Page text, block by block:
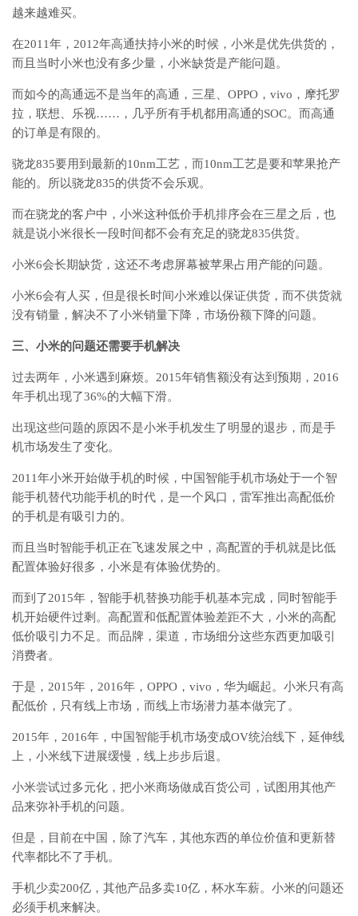
越来越难买。
在2011年，2012年高通扶持小米的时候，小米是优先供货的，
而且当时小米也没有多少量，小米缺货是产能问题。
而如今的高通远不是当年的高通，三星、OPPO，vivo，摩托罗
拉，联想、乐视……，几乎所有手机都用高通的SOC。而高通
的订单是有限的。
骁龙835要用到最新的10nm工艺，而10nm工艺是要和苹果抢产
能的。所以骁龙835的供货不会乐观。
而在骁龙的客户中，小米这种低价手机排序会在三星之后，也
就是说小米很长一段时间都不会有充足的骁龙835供货。
小米6会长期缺货，这还不考虑屏幕被苹果占用产能的问题。
小米6会有人买，但是很长时间小米难以保证供货，而不供货就
没有销量，解决不了小米销量下降，市场份额下降的问题。
三、小米的问题还需要手机解决
过去两年，小米遇到麻烦。2015年销售额没有达到预期，2016
年手机出现了36%的大幅下滑。
出现这些问题的原因不是小米手机发生了明显的退步，而是手
机市场发生了变化。
2011年小米开始做手机的时候，中国智能手机市场处于一个智
能手机替代功能手机的时代，是一个风口，雷军推出高配低价
的手机是有吸引力的。
而且当时智能手机正在飞速发展之中，高配置的手机就是比低
配置体验好很多，小米是有体验优势的。
而到了2015年，智能手机替换功能手机基本完成，同时智能手
机开始硬件过剩。高配置和低配置体验差距不大，小米的高配
低价吸引力不足。而品牌，渠道，市场细分这些东西更加吸引
消费者。
于是，2015年，2016年，OPPO，vivo，华为崛起。小米只有高
配低价，只有线上市场，而线上市场潜力基本做完了。
2015年，2016年，中国智能手机市场变成OV统治线下，延伸线
上，小米线下进展缓慢，线上步步后退。
小米尝试过多元化，把小米商场做成百货公司，试图用其他产
品来弥补手机的问题。
但是，目前在中国，除了汽车，其他东西的单位价值和更新替
代率都比不了手机。
手机少卖200亿，其他产品多卖10亿，杯水车薪。小米的问题还
必须手机来解决。